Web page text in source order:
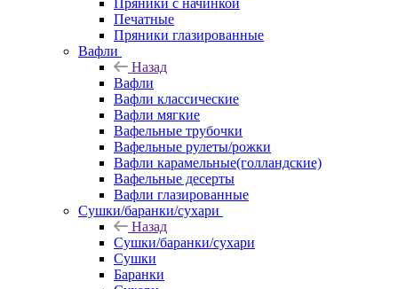
Пряники с начинкой
Печатные
Пряники глазированные
Вафли
Назад
Вафли
Вафли классические
Вафли мягкие
Вафельные трубочки
Вафельные рулеты/рожки
Вафли карамельные(голландские)
Вафельные десерты
Вафли глазированные
Сушки/баранки/сухари
Назад
Сушки/баранки/сухари
Сушки
Баранки